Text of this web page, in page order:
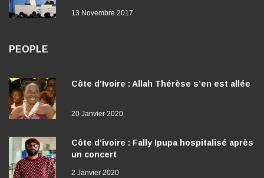
13 Novembre 2017
PEOPLE
Côte d’Ivoire : Allah Thérèse s’en est allée
20 Janvier 2020
Côte d’ivoire : Fally Ipupa hospitalisé après
un concert
2 Janvier 2020